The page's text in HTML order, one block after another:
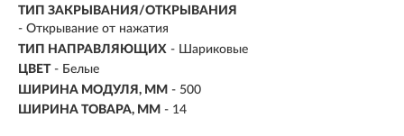
ТИП ЗАКРЫВАНИЯ/ОТКРЫВАНИЯ
- Открывание от нажатия
ТИП НАПРАВЛЯЮЩИХ - Шариковые
ЦВЕТ - Белые
ШИРИНА МОДУЛЯ, ММ - 500
ШИРИНА ТОВАРА, ММ - 14